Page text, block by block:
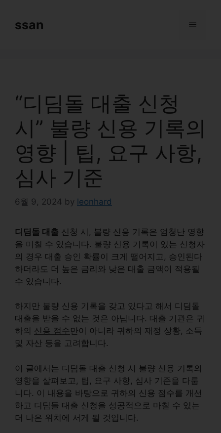
contentssan Menu
“디딤돌 대출 신청
시” 불량 신용 기록의
영향 | 팁, 요구 사항,
심사 기준
6월 9, 2024 by leonhard
디딤돌 대출 신청 시, 불량 신용 기록은 엄청난 영향
을 미칠 수 있습니다. 불량 신용 기록이 있는 신청자
의 경우 대출 승인 확률이 크게 떨어지고, 승인된다
하더라도 더 높은 금리와 낮은 대출 금액이 적용될
수 있습니다.
하지만 불량 신용 기록을 갖고 있다고 해서 디딤돌
대출을 받을 수 없는 것은 아닙니다. 대출 기관은 귀
하의 신용 점수 만이 아니라 귀하의 재정 상황, 소득
및 자산 등을 고려합니다.
이 글에서는 디딤돌 대출 신청 시 불량 신용 기록의
영향을 살펴보고, 팁, 요구 사항, 심사 기준을 다룹
니다. 이 내용을 바탕으로 귀하의 신용 점수를 개선
하고 디딤돌 대출 신청을 성공적으로 마칠 수 있는
더 나은 위치에 서게 될 것입니다.